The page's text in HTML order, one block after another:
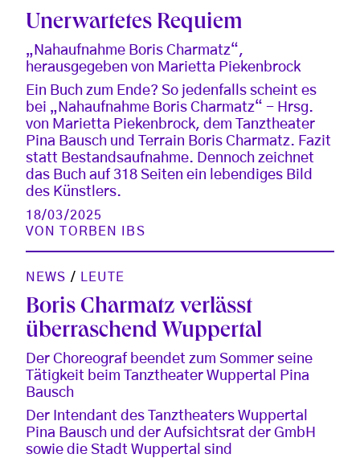
Unerwartetes Requiem
„Nahaufnahme Boris Charmatz“,
herausgegeben von Marietta Piekenbrock
Ein Buch zum Ende? So jedenfalls scheint es
bei „Nahaufnahme Boris Charmatz“ - Hrsg.
von Marietta Piekenbrock, dem Tanztheater
Pina Bausch und Terrain Boris Charmatz. Fazit
statt Bestandsaufnahme. Dennoch zeichnet
das Buch auf 318 Seiten ein lebendiges Bild
des Künstlers.
18/03/2025
VON
TORBEN IBS
NEWS / LEUTE
Boris Charmatz verlässt
überraschend Wuppertal
Der Choreograf beendet zum Sommer seine
Tätigkeit beim Tanztheater Wuppertal Pina
Bausch
Der Intendant des Tanztheaters Wuppertal
Pina Bausch und der Aufsichtsrat der GmbH
sowie die Stadt Wuppertal sind